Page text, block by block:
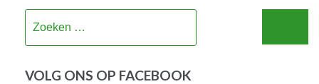
VOLG ONS OP FACEBOOK